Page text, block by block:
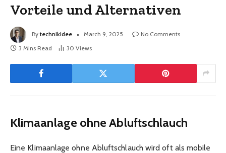
Vorteile und Alternativen
By technikidee March 9, 2025
No Comments
3 Mins Read
30 Views
Klimaanlage ohne Abluftschlauch
Eine Klimaanlage ohne Abluftschlauch wird oft als mobile